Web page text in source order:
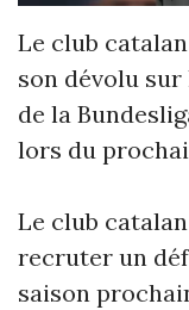
Le club
son dévolu sur
de la
lors du
Le club
recruter un
saison